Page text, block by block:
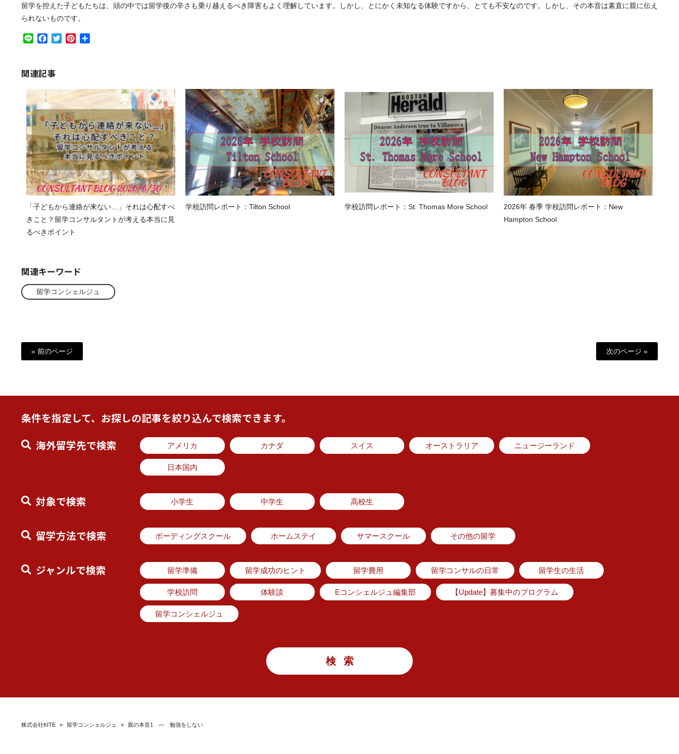
留学を控えた子どもたちは、頭の中では留学後の辛さも乗り越えるべき障害もよく理解しています。しかし、とにかく未知なる体験ですから、とても不安なのです。しかし、その本音は素直に親に伝え
られないものです。
Line Facebook
TwitterPinterest
関連記事
「子どもから連絡が来ない…」それは心配すべ
きこと？留学コンサルタントが考える本当に見
るべきポイント
学校訪問レポート：Tilton School 学校訪問レポート：St. Thomas More School
2026年 春季 学校訪問レポート：New
Hampton School
関連キーワード
留学コンシェルジュ
« 前のページ 次のページ »
条件を指定して、お探しの記事を絞り込んで検索できます。
海外留学先で検索
アメリカ カナダ スイス オーストラリア ニュージーランド
日本国内
対象で検索 小学生 中学生 高校生
留学方法で検索 ボーディングスクール ホームステイ サマースクール その他の留学
ジャンルで検索 留学準備 留学成功のヒント 留学費用 留学コンサルの日常 留学生の生活
学校訪問 体験談 Eコンシェルジュ編集部 【Update】募集中のプログラム
留学コンシェルジュ
株式会社KITE » 留学コンシェルジュ » 親の本音1 ― 勉強をしない